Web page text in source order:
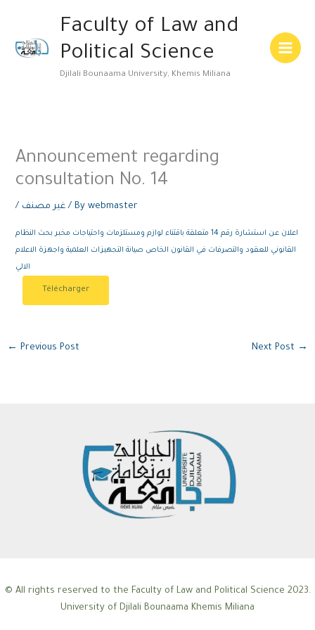
content
Faculty of Law and
Political Science
Djilali Bounaama University, Khemis Miliana
Menu
Announcement regarding
consultation No. 14
/ غير مصنف / Bywebmaster
اعلان عن استشارة رقم 14 متعلقة باقتناء لوازم ومستلزمات واحتياجات مخبر بحث النظام
القانوني للعقود والتصرفات في القانون الخاص صيانة التجهيزات العلمية واجهزة الاعلام
الالي
Télécharger
← Previous Post Next Post →
© All rights reserved to the Faculty of Law and Political Science 2023.
University of Djilali Bounaama Khemis Miliana